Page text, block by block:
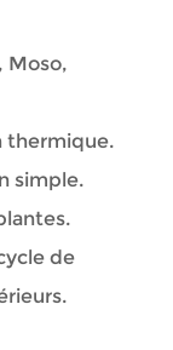
Moso,
thermique.
simple.
de